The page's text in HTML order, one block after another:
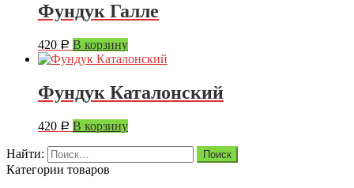
Фундук Галле
420 Р В корзину
Фундук Каталонский
420 Р В корзину
Найти:
Категории товаров